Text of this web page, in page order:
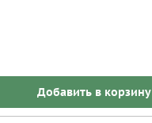
Добавить в корзину